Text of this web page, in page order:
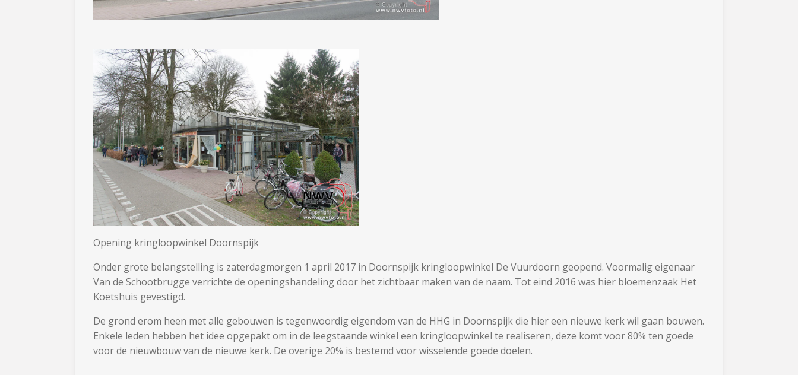
Opening kringloopwinkel Doornspijk
Onder grote belangstelling is zaterdagmorgen 1 april 2017 in Doornspijk kringloopwinkel De Vuurdoorn geopend. Voormalig eigenaar
Van de Schootbrugge verrichte de openingshandeling door het zichtbaar maken van de naam. Tot eind 2016 was hier bloemenzaak Het
Koetshuis gevestigd.
De grond erom heen met alle gebouwen is tegenwoordig eigendom van de HHG in Doornspijk die hier een nieuwe kerk wil gaan bouwen.
Enkele leden hebben het idee opgepakt om in de leegstaande winkel een kringloopwinkel te realiseren, deze komt voor 80% ten goede
voor de nieuwbouw van de nieuwe kerk. De overige 20% is bestemd voor wisselende goede doelen.